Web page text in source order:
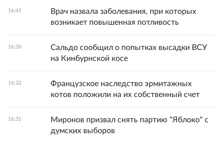
16:41
Врач назвала заболевания, при которых
возникает повышенная потливость
16:36
Сальдо сообщил о попытках высадки ВСУ
на Кинбурнской косе
16:32
Французское наследство эрмитажных
котов положили на их собственный счет
16:31
Миронов призвал снять партию "Яблоко" с
думских выборов